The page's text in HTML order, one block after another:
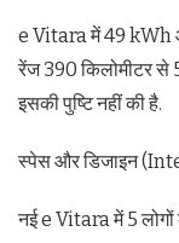
e Vitara में 49 kWh
रेंज 390 किलोमीटर से
इसकी पुष्टि नहीं की है.
स्पेस और डिजाइन
नई e Vitara में 5 लोगों